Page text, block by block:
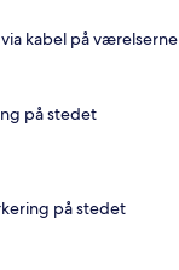
kabel på værelserne
på stedet
på stedet